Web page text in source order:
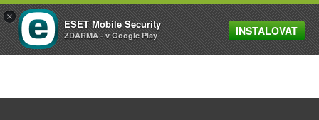
MENU
×
ESET Mobile Security
ZDARMA - v Google Play INSTALOVAT